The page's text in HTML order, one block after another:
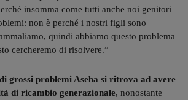
insomma come tutti anche noi genitori
non è perché i nostri figli sono
quindi abbiamo questo problema
cercheremo di risolvere.”
grossi problemi Aseba si ritrova ad avere
di ricambio generazionale, nonostante